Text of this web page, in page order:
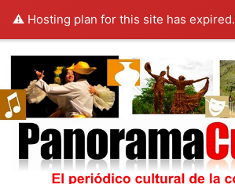
⚠️ Hosting plan for this site has expired.